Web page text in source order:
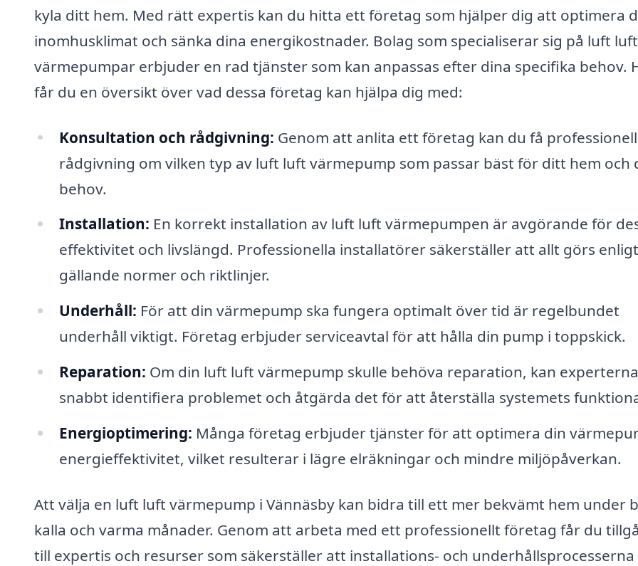
kyla ditt hem. Med rätt expertis kan du hitta ett företag som hjälper dig att optimera
inomhusklimat och sänka dina energikostnader. Bolag som specialiserar sig på luft luft
värmepumpar erbjuder en rad tjänster som kan anpassas efter dina specifika behov.
får du en översikt över vad dessa företag kan hjälpa dig med:
Konsultation och rådgivning: Genom att anlita ett företag kan du få professionell
rådgivning om vilken typ av luft luft värmepump som passar bäst för ditt hem och
behov.
Installation: En korrekt installation av luft luft värmepumpen är avgörande för
effektivitet och livslängd. Professionella installatörer säkerställer att allt görs enligt
gällande normer och riktlinjer.
Underhåll: För att din värmepump ska fungera optimalt över tid är regelbundet
underhåll viktigt. Företag erbjuder serviceavtal för att hålla din pump i toppskick.
Reparation: Om din luft luft värmepump skulle behöva reparation, kan experterna
snabbt identifiera problemet och åtgärda det för att återställa systemets
Energioptimering: Många företag erbjuder tjänster för att optimera din
energieffektivitet, vilket resulterar i lägre elräkningar och mindre miljöpåverkan.
Att välja en luft luft värmepump i Vännäsby kan bidra till ett mer bekvämt hem under
kalla och varma månader. Genom att arbeta med ett professionellt företag får du
till expertis och resurser som säkerställer att installations- och